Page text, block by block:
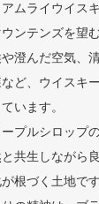
ムライウイス
ンテンズを望
澄んだ空気、
ど、ウイスキ
います。
プルシロップ
共生しながら
根づく土地で